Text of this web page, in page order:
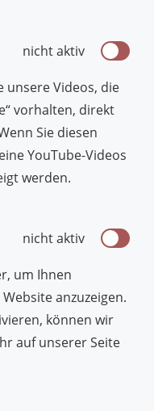
nicht aktiv
unsere Videos, die
vorhalten, direkt
Sie diesen
YouTube-Videos
werden.
nicht aktiv
um Ihnen
anzuzeigen.
können wir
auf unserer Seite